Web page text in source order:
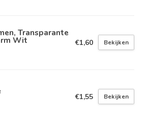
Transparante
Wit €1,60 Bekijken
€1,55 Bekijken